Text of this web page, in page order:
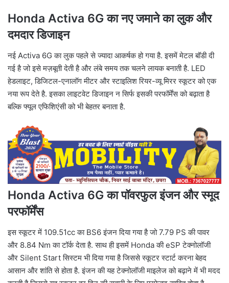
Honda Activa 6G का नए जमाने का लुक और
दमदार डिजाइन
नई Activa 6G का लुक पहले से ज्यादा आकर्षक हो गया है. इसमें मेटल बॉडी दी
गई है जो इसे मज़बूती देती है और लंबे समय तक चलने लायक बनाती है. LED
हेडलाइट, डिजिटल-एनालॉग मीटर और स्टाइलिश रियर-व्यू मिरर स्कूटर को एक
नया रूप देते है. इसका लाइटवेट डिजाइन न सिर्फ इसकी परफॉर्मेंस को बढ़ाता है
बल्कि फ्यूल एफिशिएंसी को भी बेहतर बनाता है.
Honda Activa 6G का पॉवरफुल इंजन और स्मूद
परफॉर्मेंस
इस स्कूटर में 109.51cc का BS6 इंजन दिया गया है जो 7.79 PS की पावर
और 8.84 Nm का टॉर्क देता है. साथ ही इसमें Honda की eSP टेक्नोलॉजी
और Silent Start सिस्टम भी दिया गया है जिससे स्कूटर स्टार्ट करना बेहद
आसान और शांति से होता है. इंजन की यह टेक्नोलॉजी माइलेज को बढ़ाने में भी मदद